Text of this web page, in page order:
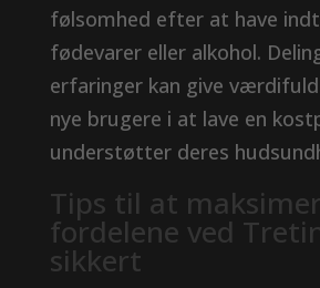
følsomhed efter at have
fødevarer eller alkohol.
erfaringer kan give
nye brugere i at lave en
understøtter deres
Tips til at
fordelene ved
sikkert